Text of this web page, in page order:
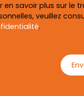
en savoir plus sur le
veuillez
.